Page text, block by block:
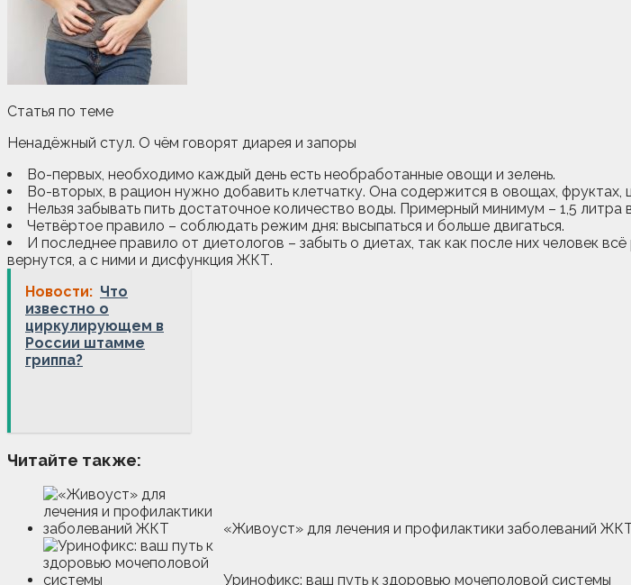
Статья по теме
Ненадёжный стул. О чём говорят диарея и запоры
Во-первых, необходимо каждый день есть необработанные овощи и зелень.
Во-вторых, в рацион нужно добавить клетчатку. Она содержится в овощах, фруктах,
Нельзя забывать пить достаточное количество воды. Примерный минимум – 1,5 литра
Четвёртое правило – соблюдать режим дня: высыпаться и больше двигаться.
И последнее правило от диетологов – забыть о диетах, так как после них человек
вернутся, а с ними и дисфункция ЖКТ.
Новости: Что
известно о
циркулирующем в
России штамме
гриппа?
Читайте также:
«Живоуст» для лечения и профилактики заболеваний
Уринофикс: ваш путь к здоровью мочеполовой системы